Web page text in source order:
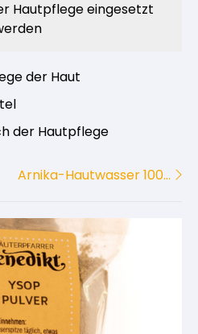
Hautpflege eingesetzt
der Haut
der Hautpflege
Arnika-Hautwasser 100…